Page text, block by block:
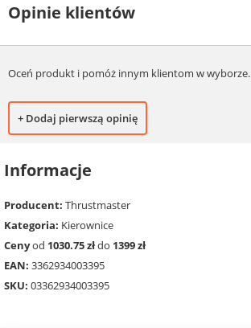
Opinie klientów
Oceń produkt i pomóż innym klientom w wyborze.
+ Dodaj pierwszą opinię
Informacje
Producent: Thrustmaster
Kategoria: Kierownice
Cenyod 1030.75 złdo 1399 zł
EAN: 3362934003395
SKU: 03362934003395